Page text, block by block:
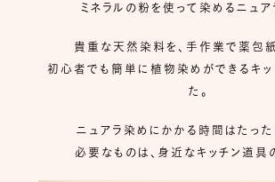
ミネラルの粉を使って染めるニュア
貴重な天然染料を、手作業で薬包紙
初心者でも簡単に植物染めができるキッ
た。
ニュアラ染めにかかる時間はたった
必要なものは、身近なキッチン道具